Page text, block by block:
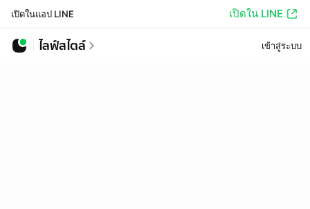
เปิดในแอป LINE เปิดใน LINE
ไลฟ์สไตล์ เข้าสู่ระบบ